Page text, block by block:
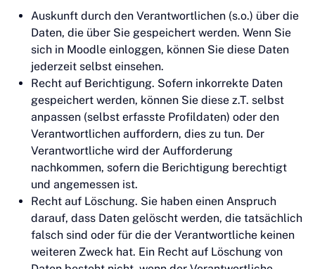
Auskunft durch den Verantwortlichen (s.o.) über die
Daten, die über Sie gespeichert werden. Wenn Sie
sich in Moodle einloggen, können Sie diese Daten
jederzeit selbst einsehen.
Recht auf Berichtigung. Sofern inkorrekte Daten
gespeichert werden, können Sie diese z.T. selbst
anpassen (selbst erfasste Profildaten) oder den
Verantwortlichen auffordern, dies zu tun. Der
Verantwortliche wird der Aufforderung
nachkommen, sofern die Berichtigung berechtigt
und angemessen ist.
Recht auf Löschung. Sie haben einen Anspruch
darauf, dass Daten gelöscht werden, die tatsächlich
falsch sind oder für die der Verantwortliche keinen
weiteren Zweck hat. Ein Recht auf Löschung von